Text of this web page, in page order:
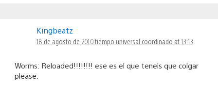
Kingbeatz
18 de agosto de 2010 tiempo universal coordinado at 13:13
Worms: Reloaded!!!!!!!! ese es el que teneis que colgar
please.